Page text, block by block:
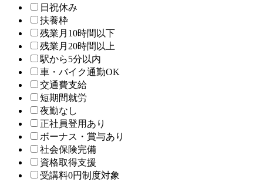
日祝休み
扶養枠
残業月10時間以下
残業月20時間以上
駅から5分以内
車・バイク通勤OK
交通費支給
短期間就労
夜勤なし
正社員登用あり
ボーナス・賞与あり
社会保険完備
資格取得支援
受講料0円制度対象